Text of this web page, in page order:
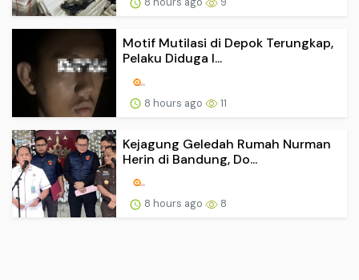
Motif Mutilasi di Depok Terungkap,
Pelaku Diduga I...
8 hours ago 11
Kejagung Geledah Rumah Nurman
Herin di Bandung, Do...
8 hours ago 8